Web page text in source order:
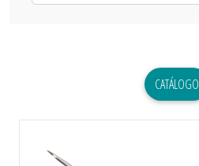
CATÁLOGO